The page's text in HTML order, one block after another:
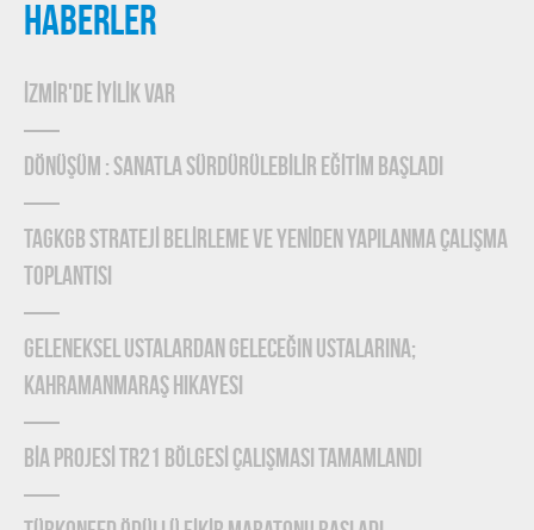
HABERLER
İZMİR'DE İYİLİK VAR
DÖNÜŞÜM : SANATLA SÜRDÜRÜLEBİLİR EĞİTİM BAŞLADI
TAGKGB STRATEJİ BELİRLEME ve YENİDEN YAPILANMA ÇALIŞMA
TOPLANTISI
Geleneksel Ustalardan Geleceğin Ustalarına;
Kahramanmaraş Hikayesi
BİA PROJESİ TR21 BÖLGESİ ÇALIŞMASI TAMAMLANDI